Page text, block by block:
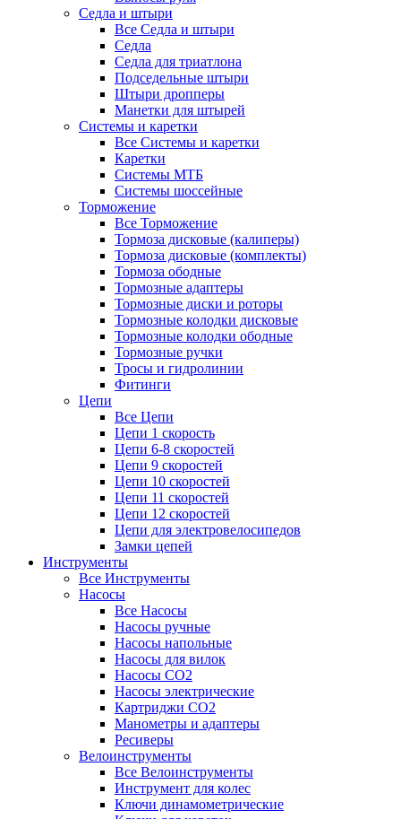
Седла и штыри
Все Седла и штыри
Седла
Седла для триатлона
Подседельные штыри
Штыри дропперы
Манетки для штырей
Системы и каретки
Все Системы и каретки
Каретки
Системы МТБ
Системы шоссейные
Торможение
Все Торможение
Тормоза дисковые (калиперы)
Тормоза дисковые (комплекты)
Тормоза ободные
Тормозные адаптеры
Тормозные диски и роторы
Тормозные колодки дисковые
Тормозные колодки ободные
Тормозные ручки
Тросы и гидролинии
Фитинги
Цепи
Все Цепи
Цепи 1 скорость
Цепи 6-8 скоростей
Цепи 9 скоростей
Цепи 10 скоростей
Цепи 11 скоростей
Цепи 12 скоростей
Цепи для электровелосипедов
Замки цепей
Инструменты
Все Инструменты
Насосы
Все Насосы
Насосы ручные
Насосы напольные
Насосы для вилок
Насосы CO2
Насосы электрические
Картриджи CO2
Манометры и адаптеры
Ресиверы
Велоинструменты
Все Велоинструменты
Инструмент для колес
Ключи динамометрические